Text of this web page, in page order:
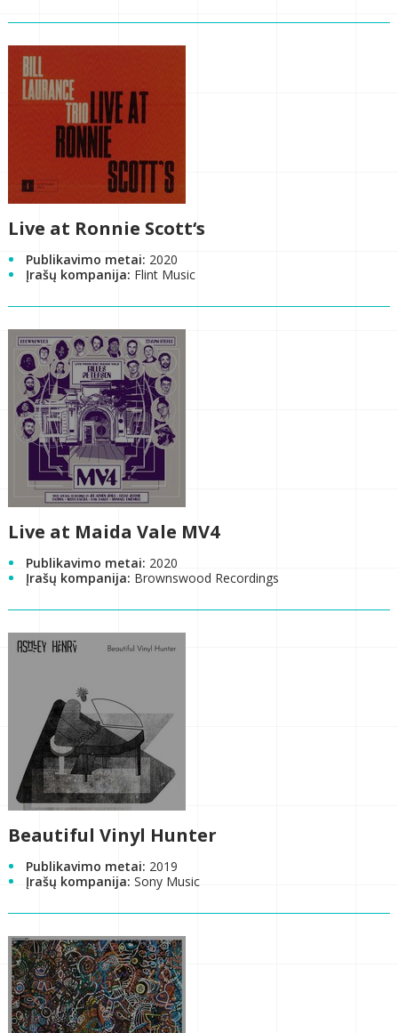
Live at Ronnie Scott‘s
Publikavimo metai: 2020
Įrašų kompanija: Flint Music
Live at Maida Vale MV4
Publikavimo metai: 2020
Įrašų kompanija: Brownswood Recordings
Beautiful Vinyl Hunter
Publikavimo metai: 2019
Įrašų kompanija: Sony Music